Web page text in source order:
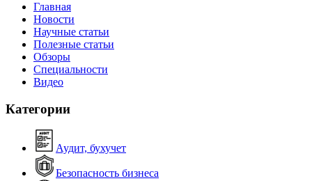
Главная
Новости
Научные статьи
Полезные статьи
Обзоры
Специальности
Видео
Категории
Аудит, бухучет
Безопасность бизнеса